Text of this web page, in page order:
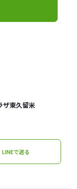
ザ東久留米
LINEで送る